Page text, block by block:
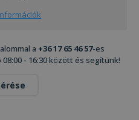
a +36 17 65 46 57-es
- 16:30 között és segítünk!